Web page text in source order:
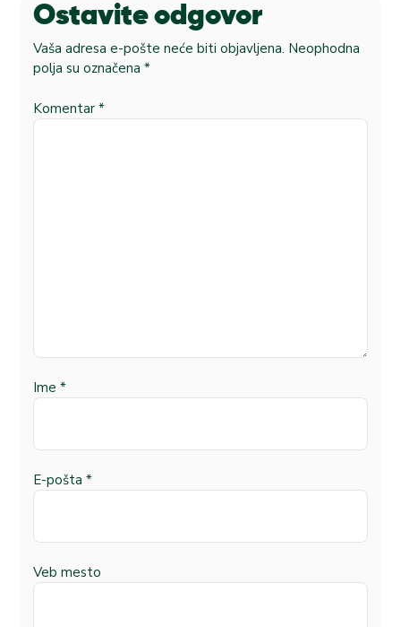
Ostavite odgovor
Vaša adresa e-pošte neće biti objavljena. Neophodna
polja su označena *
Komentar *
Ime *
E-pošta *
Veb mesto